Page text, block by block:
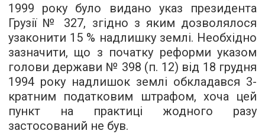
1999 року було видано указ президента
Грузії № 327, згідно з яким дозволялося
узаконити 15 % надлишку землі. Необхідно
зазначити, що з початку реформи указом
голови держави № 398 (п. 12) від 18 грудня
1994 року надлишок землі обкладався 3-
кратним податковим штрафом, хоча цей
пункт на практиці жодного разу
застосований не був.